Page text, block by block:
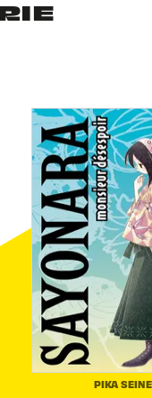
PIKA